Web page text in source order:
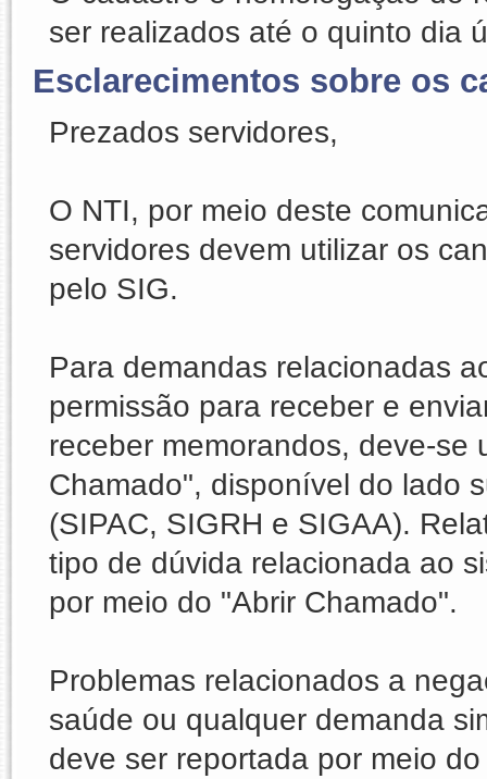
ser realizados até o quinto dia
Esclarecimentos sobre os
Prezados servidores,
O NTI, por meio deste
servidores devem utilizar os
pelo SIG.
Para demandas relacionadas
permissão para receber e
receber memorandos, deve-se
Chamado", disponível do lado
(SIPAC, SIGRH e SIGAA).
tipo de dúvida relacionada ao
por meio do "Abrir Chamado".
Problemas relacionados a
saúde ou qualquer demanda
deve ser reportada por meio